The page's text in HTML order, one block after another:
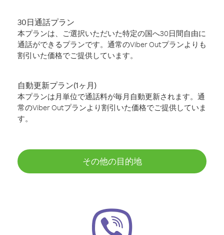
30日通話プラン
本プランは、ご選択いただいた特定の国へ30日間自由に
通話ができるプランです。通常のViber Outプランよりも
割引いた価格でご提供しています。
自動更新プラン(1ヶ月)
本プランは月単位で通話料が毎月自動更新されます。通
常のViber Outプランより割引いた価格でご提供していま
す。
その他の目的地